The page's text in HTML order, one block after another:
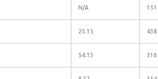
N/A 151
25.15 438
54.13 316